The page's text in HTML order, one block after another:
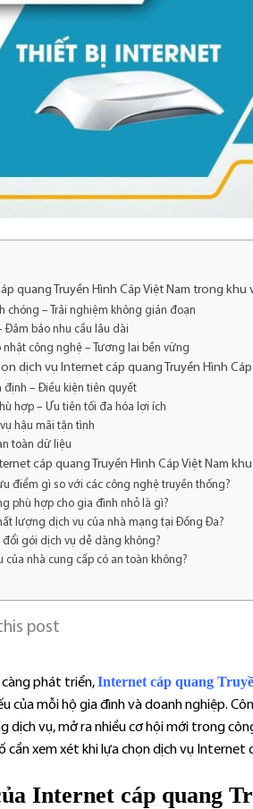
quang Truyền Hình Cáp Việt Nam trong
chóng – Trải nghiệm không gián đoạn
Đảm bảo nhu cầu lâu dài
nhật công nghệ – Tương lai bền vững
dịch vụ Internet cáp quang Truyền Hình
– Điều kiện tiên quyết
hợp – Ưu tiên tối đa hóa lợi ích
hậu mãi tận tình
toàn dữ liệu
cáp quang Truyền Hình Cáp Việt Nam
điểm gì so với các công nghệ truyền thống?
phù hợp cho gia đình nhỏ là gì?
lượng dịch vụ của nhà mạng tại Đống Đa?
đổi gói dịch vụ dễ dàng không?
của nhà cung cấp có an toàn không?
post
càng phát triển,Internet cáp quang
của mỗi hộ gia đình và doanh nghiệp.
dịch vụ, mở ra nhiều cơ hội mới trong
cần xem xét khi lựa chọn dịch vụ
Internet cáp quang